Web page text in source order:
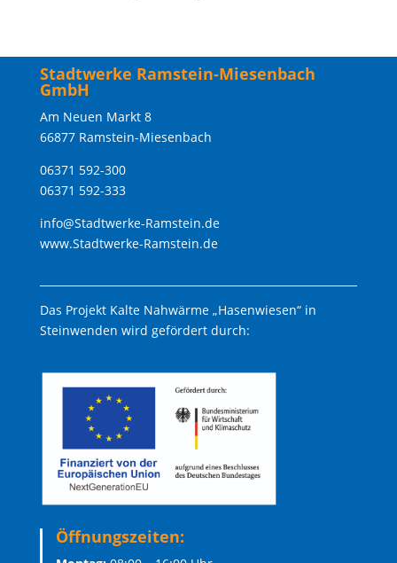
Stadtwerke Ramstein-Miesenbach
GmbH
Am Neuen Markt 8
66877 Ramstein-Miesenbach
06371 592-300
06371 592-333
info@Stadtwerke-Ramstein.de
www.Stadtwerke-Ramstein.de
Das Projekt Kalte Nahwärme „Hasenwiesen“ in
Steinwenden wird gefördert durch:
Öffnungszeiten: